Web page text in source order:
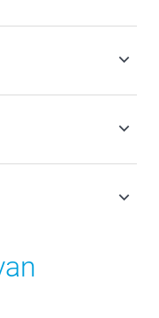
en exclusief